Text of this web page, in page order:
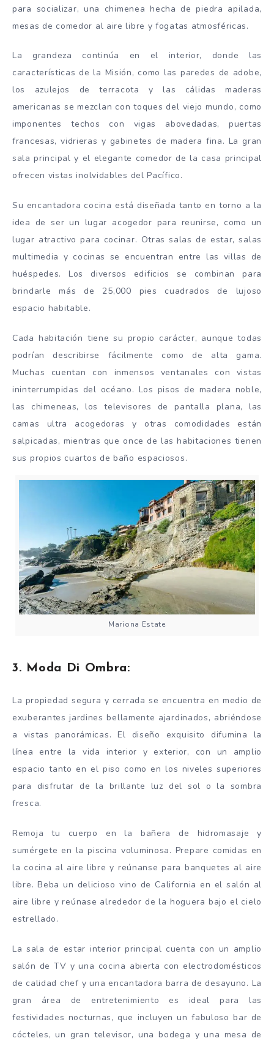
para socializar, una chimenea hecha de piedra apilada,
mesas de comedor al aire libre y fogatas atmosféricas.
La grandeza continúa en el interior, donde las
características de la Misión, como las paredes de adobe,
los azulejos de terracota y las cálidas maderas
americanas se mezclan con toques del viejo mundo, como
imponentes techos con vigas abovedadas, puertas
francesas, vidrieras y gabinetes de madera fina. La gran
sala principal y el elegante comedor de la casa principal
ofrecen vistas inolvidables del Pacífico.
Su encantadora cocina está diseñada tanto en torno a la
idea de ser un lugar acogedor para reunirse, como un
lugar atractivo para cocinar. Otras salas de estar, salas
multimedia y cocinas se encuentran entre las villas de
huéspedes. Los diversos edificios se combinan para
brindarle más de 25,000 pies cuadrados de lujoso
espacio habitable.
Cada habitación tiene su propio carácter, aunque todas
podrían describirse fácilmente como de alta gama.
Muchas cuentan con inmensos ventanales con vistas
ininterrumpidas del océano. Los pisos de madera noble,
las chimeneas, los televisores de pantalla plana, las
camas ultra acogedoras y otras comodidades están
salpicadas, mientras que once de las habitaciones tienen
sus propios cuartos de baño espaciosos.
Mariona Estate
3. Moda Di Ombra:
La propiedad segura y cerrada se encuentra en medio de
exuberantes jardines bellamente ajardinados, abriéndose
a vistas panorámicas. El diseño exquisito difumina la
línea entre la vida interior y exterior, con un amplio
espacio tanto en el piso como en los niveles superiores
para disfrutar de la brillante luz del sol o la sombra
fresca.
Remoja tu cuerpo en la bañera de hidromasaje y
sumérgete en la piscina voluminosa. Prepare comidas en
la cocina al aire libre y reúnanse para banquetes al aire
libre. Beba un delicioso vino de California en el salón al
aire libre y reúnase alrededor de la hoguera bajo el cielo
estrellado.
La sala de estar interior principal cuenta con un amplio
salón de TV y una cocina abierta con electrodomésticos
de calidad chef y una encantadora barra de desayuno. La
gran área de entretenimiento es ideal para las
festividades nocturnas, que incluyen un fabuloso bar de
cócteles, un gran televisor, una bodega y una mesa de